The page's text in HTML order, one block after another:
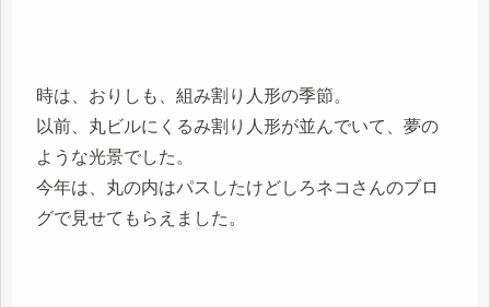
時は、おりしも、組み割り人形の季節。
以前、丸ビルにくるみ割り人形が並んでいて、夢の
ような光景でした。
今年は、丸の内はパスしたけどしろネコさんのブロ
グで見せてもらえました。